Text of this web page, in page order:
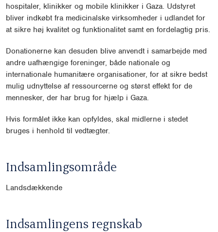
hospitaler, klinikker og mobile klinikker i Gaza. Udstyret
bliver indkøbt fra medicinalske virksomheder i udlandet for
at sikre høj kvalitet og funktionalitet samt en fordelagtig pris.
Donationerne kan desuden blive anvendt i samarbejde med
andre uafhængige foreninger, både nationale og
internationale humanitære organisationer, for at sikre bedst
mulig udnyttelse af ressourcerne og størst effekt for de
mennesker, der har brug for hjælp i Gaza.
Hvis formålet ikke kan opfyldes, skal midlerne i stedet
bruges i henhold til vedtægter.
Indsamlingsområde
Landsdækkende
Indsamlingens regnskab